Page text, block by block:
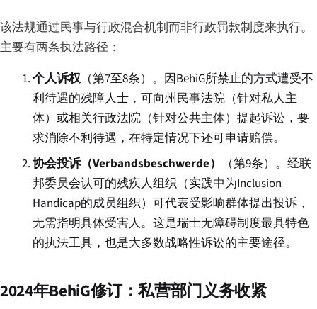
该法规通过民事与行政混合机制而非行政罚款制度来执行。
主要有两条执法路径：
个人诉权（第7至8条）。因BehiG所禁止的方式遭受不
利待遇的残障人士，可向州民事法院（针对私人主
体）或相关行政法院（针对公共主体）提起诉讼，要
求消除不利待遇，在特定情况下还可申请赔偿。
协会投诉（Verbandsbeschwerde）
（第9条）。经联
邦委员会认可的残疾人组织（实践中为Inclusion
Handicap的成员组织）可代表受影响群体提出投诉，
无需指明具体受害人。这是瑞士无障碍制度最具特色
的执法工具，也是大多数战略性诉讼的主要途径。
2024年BehiG修订：私营部门义务收紧